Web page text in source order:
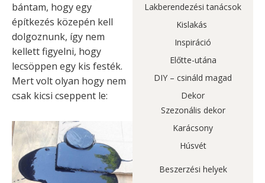
bántam, hogy egy
építkezés közepén kell
dolgoznunk, így nem
kellett figyelni, hogy
lecsöppen egy kis festék.
Mert volt olyan hogy nem
csak kicsi cseppent le:
Lakberendezési tanácsok
Kislakás
Inspiráció
Előtte-utána
DIY – csináld magad
Dekor
Szezonális dekor
Karácsony
Húsvét
Beszerzési helyek